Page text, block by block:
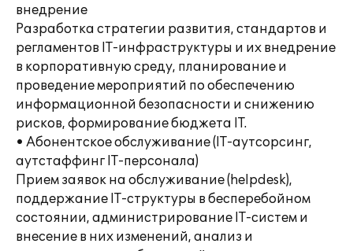
внедрение
Разработка стратегии развития, стандартов и
регламентов IT-инфраструктуры и их внедрение
в корпоративную среду, планирование и
проведение мероприятий по обеспечению
информационной безопасности и снижению
рисков, формирование бюджета IT.
• Абонентское обслуживание (IT-аутсорсинг,
аутстаффинг IT-персонала)
Прием заявок на обслуживание (helpdesk),
поддержание IT-структуры в бесперебойном
состоянии, администрирование IT-систем и
внесение в них изменений, анализ и